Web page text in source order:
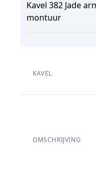
Kavel 382 Jade
montuur
KAVEL
OMSCHRIJVING